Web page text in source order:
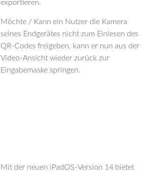
exportieren.
Möchte / Kann ein Nutzer die Kamera
seines Endgerätes nicht zum Einlesen des
QR-Codes freigeben, kann er nun aus der
Video-Ansicht wieder zurück zur
Eingabemaske springen.
Mit der neuen iPadOS-Version 14 bietet